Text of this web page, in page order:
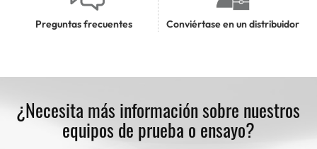
Preguntas frecuentes Conviértase en un distribuidor
¿Necesita más información sobre nuestros
equipos de prueba o ensayo?